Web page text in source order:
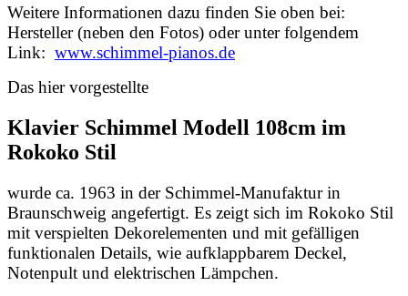
Weitere Informationen dazu finden Sie oben bei:
Hersteller (neben den Fotos) oder unter folgendem
Link: www.schimmel-pianos.de
Das hier vorgestellte
Klavier Schimmel Modell 108cm im
Rokoko Stil
wurde ca. 1963 in der Schimmel-Manufaktur in
Braunschweig angefertigt. Es zeigt sich im Rokoko Stil
mit verspielten Dekorelementen und mit gefälligen
funktionalen Details, wie aufklappbarem Deckel,
Notenpult und elektrischen Lämpchen.